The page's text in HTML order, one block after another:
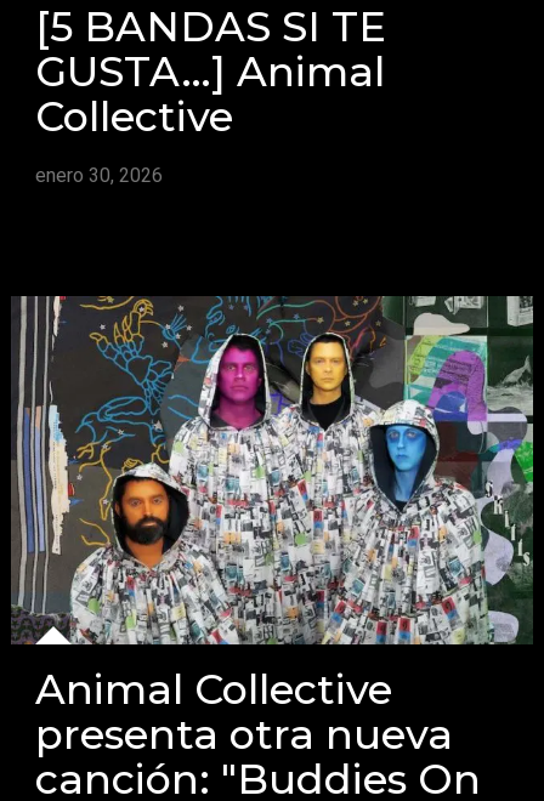
[5 BANDAS SI TE
GUSTA…] Animal
Collective
enero 30, 2026
Animal Collective
presenta otra nueva
canción: "Buddies On